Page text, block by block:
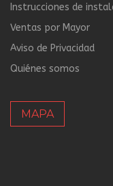
Instrucciones de
Ventas por Mayor
Aviso de Privacidad
Quiénes somos
MAPA